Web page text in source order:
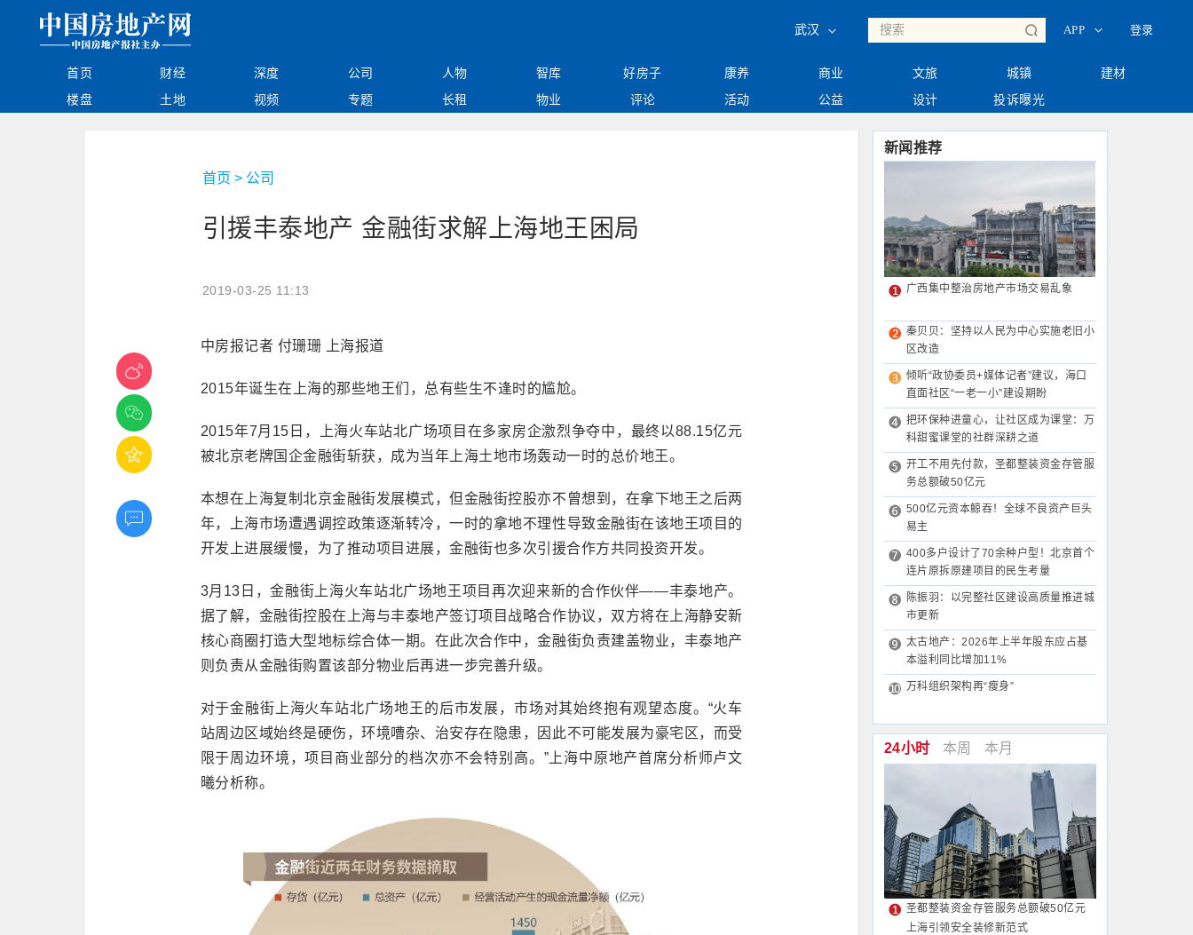
登录
APP ◇
武汉 ◇
首页 财经 深度 公司 人物 智库 好房子 康养 商业 文旅 城镇
建材
楼盘
土地 视频 专题 长租 物业 评论 活动 公益 设计 投诉曝光
首页 > 公司
引援丰泰地产 金融街求解上海地王困局
2019-03-25 11:13
中房报记者 付珊珊 上海报道
2015年诞生在上海的那些地王们，总有些生不逢时的尴尬。
2015年7月15日，上海火车站北广场项目在多家房企激烈争夺中，最终以88.15亿元
被北京老牌国企金融街斩获，成为当年上海土地市场轰动一时的总价地王。
本想在上海复制北京金融街发展模式，但金融街控股亦不曾想到，在拿下地王之后两
年，上海市场遭遇调控政策逐渐转冷，一时的拿地不理性导致金融街在该地王项目的
开发上进展缓慢，为了推动项目进展，金融街也多次引援合作方共同投资开发。
3月13日，金融街上海火车站北广场地王项目再次迎来新的合作伙伴——丰泰地产。
据了解，金融街控股在上海与丰泰地产签订项目战略合作协议，双方将在上海静安新
核心商圈打造大型地标综合体一期。在此次合作中，金融街负责建盖物业，丰泰地产
则负责从金融街购置该部分物业后再进一步完善升级。
对于金融街上海火车站北广场地王的后市发展，市场对其始终抱有观望态度。“火车
站周边区域始终是硬伤，环境嘈杂、治安存在隐患，因此不可能发展为豪宅区，而受
限于周边环境，项目商业部分的档次亦不会特别高。”上海中原地产首席分析师卢文
曦分析称。
新闻推荐
广西集中整治房地产市场交易乱象
秦贝贝：坚持以人民为中心实施老旧小
区改造
倾听“政协委员+媒体记者”建议，海口
直面社区“一老一小”建设期盼
把环保种进童心，让社区成为课堂：万
科甜蜜课堂的社群深耕之道
开工不用先付款，圣都整装资金存管服
务总额破50亿元
500亿元资本鲸吞！全球不良资产巨头
易主
400多户设计了70余种户型！北京首个
连片原拆原建项目的民生考量
陈振羽：以完整社区建设高质量推进城
市更新
太古地产：2026年上半年股东应占基
本溢利同比增加11%
万科组织架构再“瘦身”
24小时 本周 本月
圣都整装资金存管服务总额破50亿元
上海引领安全装修新范式